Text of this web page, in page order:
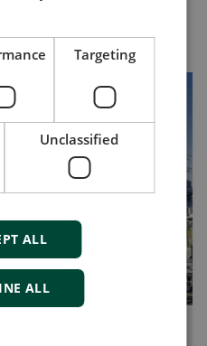
、广播或预测性维护提
内置通讯是市场上
标定电压或频率设定值
的通讯进行电压
控制器配合使用，可为用
电网法规，包括德国
响应能力和AGC控制器
电网法规 (例如，低电压
Targeting
Unclassified
ALL
ALL